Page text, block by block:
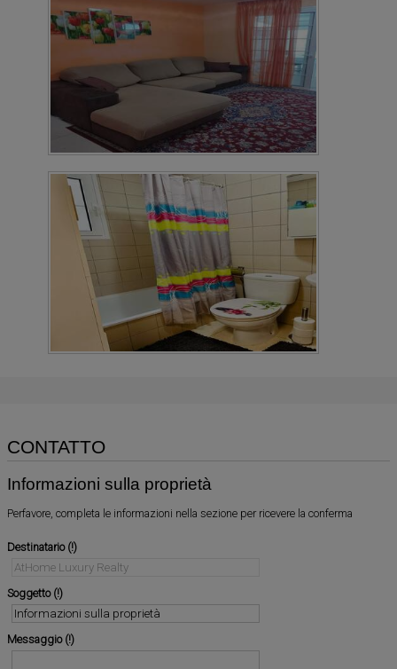
CONTATTO
Informazioni sulla proprietà
Perfavore, completa le informazioni nella sezione per ricevere la conferma
Destinatario
Soggetto
Messaggio